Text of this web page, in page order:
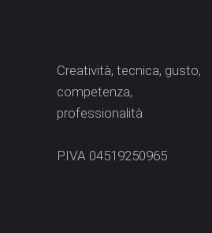
Creatività, tecnica, gusto,
competenza,
professionalità.
P.IVA 04519250965